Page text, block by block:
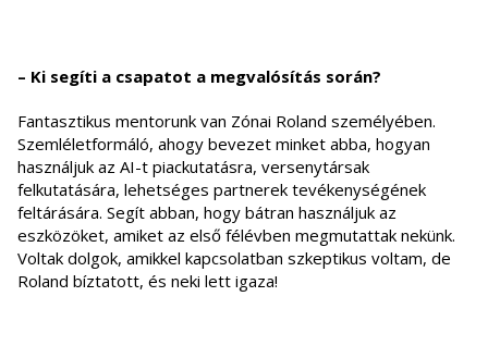
– Ki segíti a csapatot a megvalósítás során?
Fantasztikus mentorunk van Zónai Roland személyében.
Szemléletformáló, ahogy bevezet minket abba, hogyan
használjuk az AI-t piackutatásra, versenytársak
felkutatására, lehetséges partnerek tevékenységének
feltárására. Segít abban, hogy bátran használjuk az
eszközöket, amiket az első félévben megmutattak nekünk.
Voltak dolgok, amikkel kapcsolatban szkeptikus voltam, de
Roland bíztatott, és neki lett igaza!